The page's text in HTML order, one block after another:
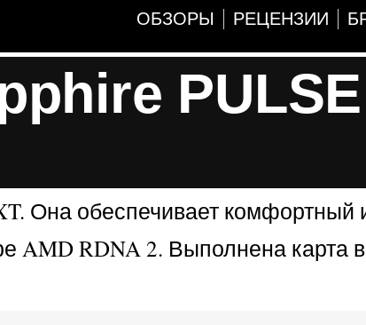
ОБЗОРЫ РЕЦЕНЗИИ
PULSE
Она обеспечивает комфортный
AMD RDNA 2. Выполнена карта в